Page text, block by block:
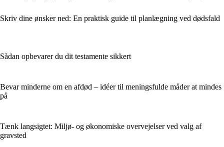
Skriv dine ønsker ned: En praktisk guide til planlægning ved dødsfald
Sådan opbevarer du dit testamente sikkert
Bevar minderne om en afdød – idéer til meningsfulde måder at mindes
på
Tænk langsigtet: Miljø- og økonomiske overvejelser ved valg af
gravsted